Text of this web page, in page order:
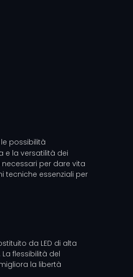
possibilità
e la versatilità dei
per dare vita
tecniche essenziali per
da LED di alta
flessibilità del
la libertà